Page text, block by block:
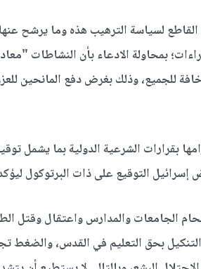
لسياسة الترهيب هذه وما يرشح
بمحاولة الادعاء بأن النشاطات
إخافة للجميع، وذلك بغرض دفع المانحين
بقرارات الشرعية الدولية بما يشمل
إسرائيل التوقيع على ذات البرتوكول
الجامعات والمدارس واعتقال وقتل
بحق التعليم في القدس، والضغط